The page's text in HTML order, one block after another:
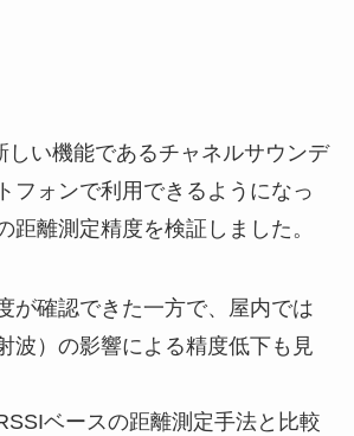
しい機能であるチャネルサウンデ
フォンで利用できるようになっ
距離測定精度を検証しました。
が確認できた一方で、屋内では
波）の影響による精度低下も見
ベースの距離測定手法と比較